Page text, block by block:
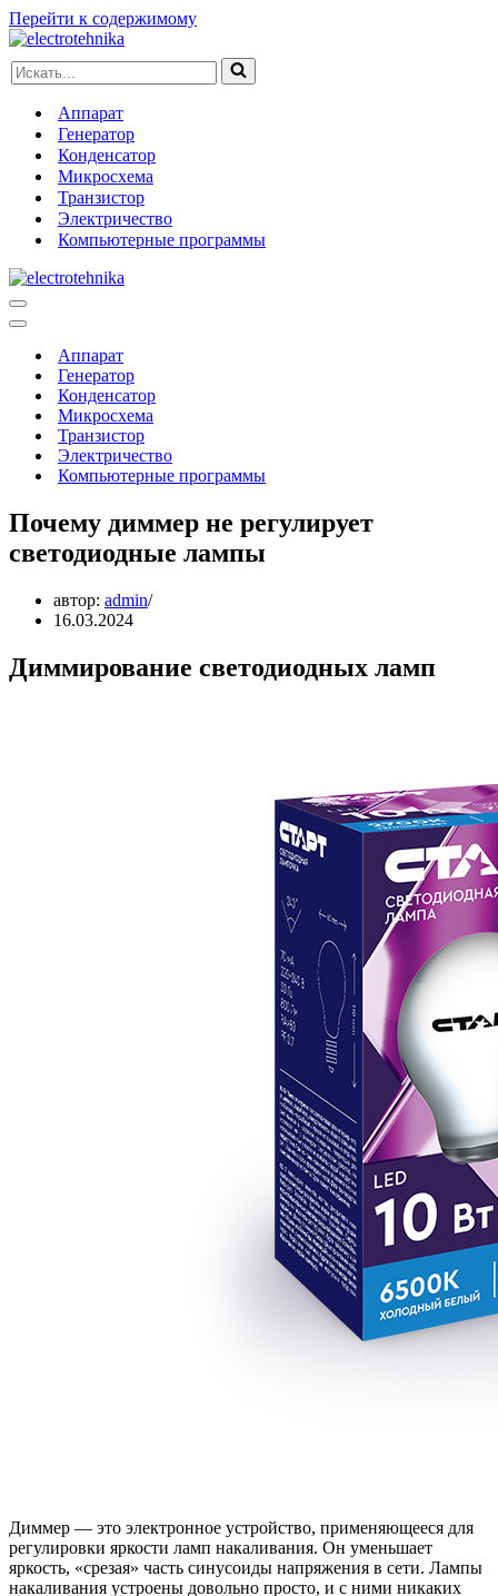
Перейти к содержимому
Искать...
Аппарат
Генератор
Конденсатор
Микросхема
Транзистор
Электричество
Компьютерные программы
Меню
навигации
Меню
навигацииАппарат
Генератор
Конденсатор
Микросхема
Транзистор
Электричество
Компьютерные программы
Почему диммер не регулирует
светодиодные лампы
автор: admin
16.03.2024
Диммирование светодиодных ламп
Диммер — это электронное устройство, применяющееся для
регулировки яркости ламп накаливания. Он уменьшает
яркость, «срезая» часть синусоиды напряжения в сети. Лампы
накаливания устроены довольно просто, и с ними никаких